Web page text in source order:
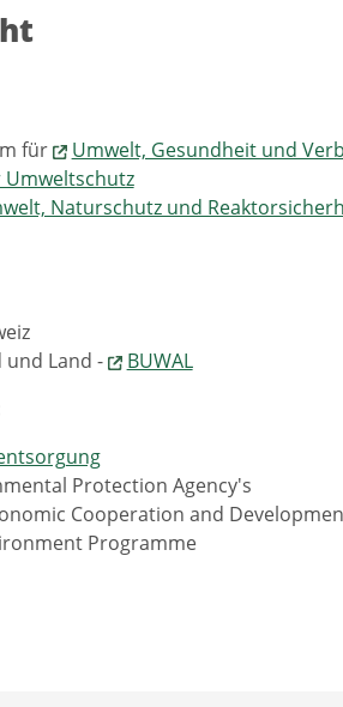
für
Umwelt, Gesundheit und
Naturschutz und
Land -
BUWAL
Protection Agency's
Cooperation and
Programme